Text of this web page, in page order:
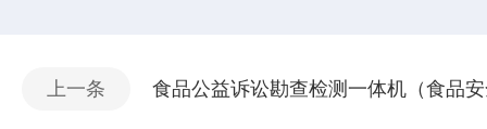
上一条 食品公益诉讼勘查检测一体机（食品